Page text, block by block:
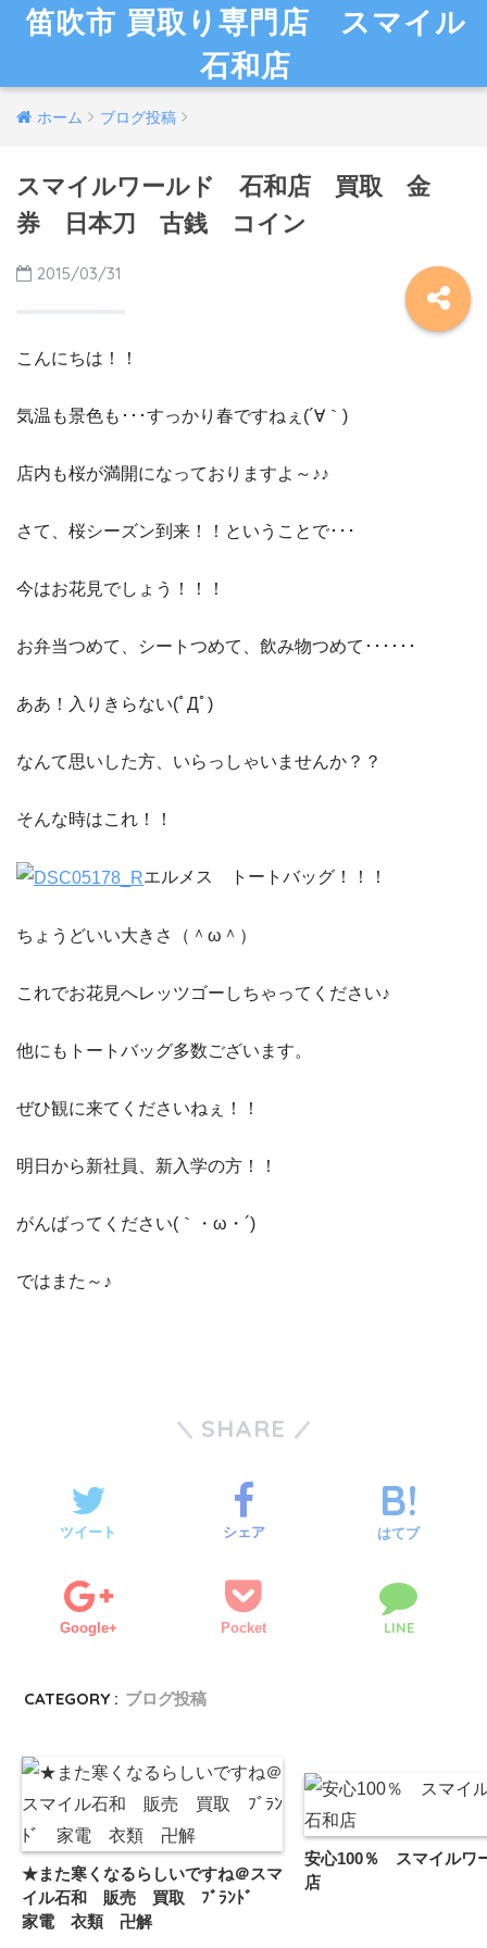
笛吹市 買取り専門店 スマイル
石和店
ホーム ブログ投稿
スマイルワールド 石和店 買取 金
券 日本刀 古銭 コイン
2015/03/31
こんにちは！！
気温も景色も･･･すっかり春ですねぇ(´∀｀)
店内も桜が満開になっておりますよ～♪♪
さて、桜シーズン到来！！ということで･･･
今はお花見でしょう！！！
お弁当つめて、シートつめて、飲み物つめて･･････
ああ！入りきらない(ﾟДﾟ)
なんて思いした方、いらっしゃいませんか？？
そんな時はこれ！！
エルメス トートバッグ！！！
ちょうどいい大きさ（＾ω＾）
これでお花見へレッツゴーしちゃってください♪
他にもトートバッグ多数ございます。
ぜひ観に来てくださいねぇ！！
明日から新社員、新入学の方！！
がんばってください(｀・ω・´)
ではまた～♪
SHARE
ツイート シェア はてブ
Google+ Pocket LINE
CATEGORY : ブログ投稿
★また寒くなるらしいですね＠スマ
イル石和 販売 買取 ﾌﾞﾗﾝﾄﾞ
家電 衣類 卍解
安心100％ スマイルワ
店